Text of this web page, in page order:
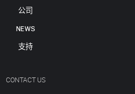
公司
NEWS
支持
CONTACT US